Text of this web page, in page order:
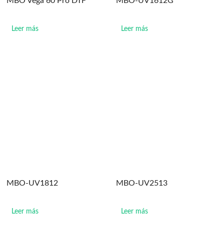
Leer más Leer más
MBO-UV1812
Leer más
MBO-UV2513
Leer más